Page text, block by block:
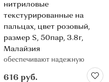
нитриловые
текстурированные на
пальцах, цвет розовый,
размер S, 50пар, 3.8г,
Малайзия
обеспечивают надежную
барьерную защиту и удобство
в работе
616 руб.